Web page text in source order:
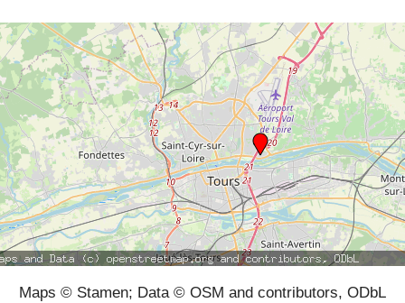
Maps © Stamen; Data © OSM and contributors, ODbL